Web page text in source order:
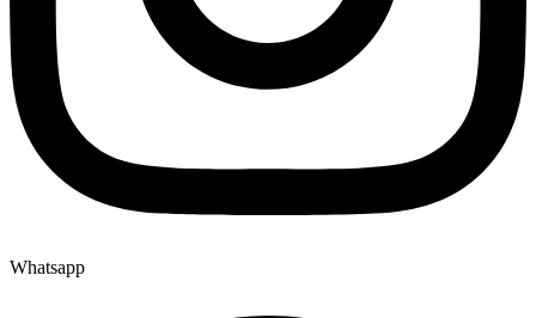
Whatsapp